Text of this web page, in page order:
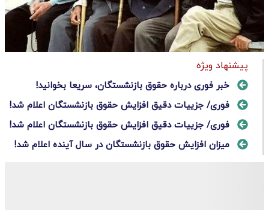
پیشنهاد ویژه
خبر فوری درباره حقوق بازنشستگان، سریعا بخوانید!
فوری/ جزییات دقیق افزایش حقوق بازنشستگان اعلام شد!
فوری/ جزییات دقیق افزایش حقوق بازنشستگان اعلام شد!
میزان افزایش حقوق بازنشستگان در سال آینده اعلام شد!